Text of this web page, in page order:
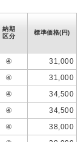
納期
区分
標準価格(円)
④
31,000
④
31,000
④
34,500
④
34,500
④
38,000